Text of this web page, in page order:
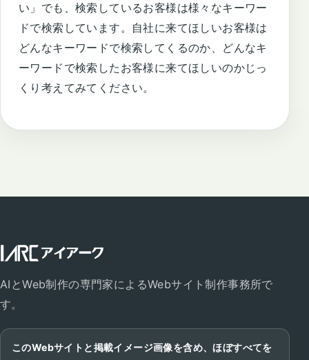
い」でも、検索しているお客様は様々なキーワー
ドで検索しています。自社に来てほしいお客様は
どんなキーワードで検索してくるのか、どんなキ
ーワードで検索したお客様に来てほしいのかじっ
くり考えてみてください。
AIとWeb制作の専門家によるWebサイト制作事務所で
す。
このWebサイトと掲載イメージ画像を含め、ほぼすべてを